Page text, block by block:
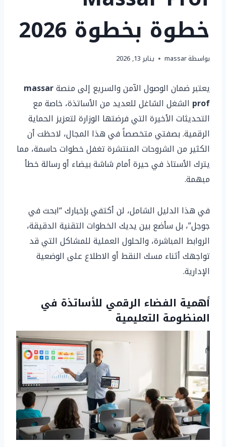
خطوة بخطوة 2026
بواسطةmassar يناير 13, 2026
يعتبر ضمان الوصول الآمن والسريع إلى منصةmassar
prof الشغل الشاغل للعديد من الأساتذة، خاصة مع
التحديثات الأخيرة التي فرضتها الوزارة لتعزيز الحماية
الرقمية. بصفتي متخصصاً في هذا المجال، لاحظت أن
الكثير من الشروحات المنتشرة تغفل خطوات حاسمة، مما
يترك الأستاذ في حيرة أمام شاشة بيضاء أو رسالة خطأ
مبهمة.
في هذا الدليل الشامل، لن أكتفي بإخبارك “ابحث في
جوجل”، بل سأضع بين يديك الخطوات التقنية الدقيقة،
الروابط المباشرة، والحلول العملية للمشاكل التي قد
تواجهك أثناء مسك النقط أو الاطلاع على الوضعية
الإدارية.
أهمية الفضاء الرقمي للأساتذة في
المنظومة التعليمية